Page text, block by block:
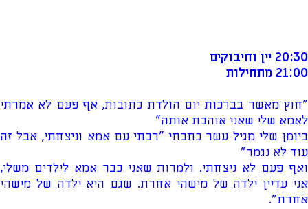
20:30 יין וחיבוקים
21:00 מתחילות
"חוץ מאשר בברכות יום הולדת כתובות, אף פעם לא אמרתי
לאמא שלי שאני אוהבת אותה"
ביומן שלי מגיל עשר כתבתי "רבתי עם אמא וניצחתי, אבל זה
עוד לא נגמר"
ואף פעם לא ניצחתי. ולמרות שאני כבר אמא לילדים משלי,
אני עדיין ילדה של מישהי אחרת. שגם היא ילדה של מישהי
אחרת".